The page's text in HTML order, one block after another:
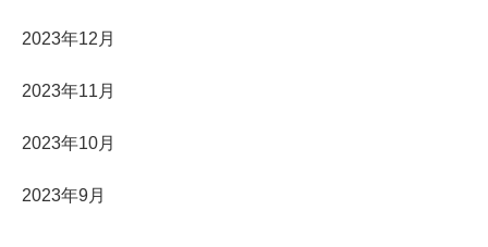
2023年12月
2023年11月
2023年10月
2023年9月